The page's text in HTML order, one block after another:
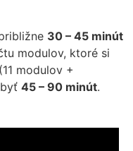
30 – 45 minút
modulov, ktoré si
modulov +
45 – 90 minút.